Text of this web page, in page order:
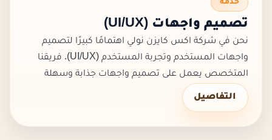
خدمة
تصميم واجهات (UI/UX)
نحن في شركة اكس كايزن نولي اهتمامًا كبيرًا لتصميم
واجهات المستخدم وتجربة المستخدم (UI/UX). فريقنا
المتخصص يعمل على تصميم واجهات جذابة وسهلة
الاستخدام، مما يضمن تجربة مستخدم مريحة وفعالة.
التفاصيل